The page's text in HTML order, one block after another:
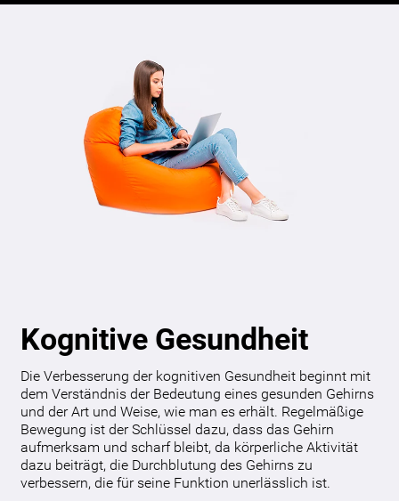
Kognitive Gesundheit
Die Verbesserung der kognitiven Gesundheit beginnt mit
dem Verständnis der Bedeutung eines gesunden Gehirns
und der Art und Weise, wie man es erhält. Regelmäßige
Bewegung ist der Schlüssel dazu, dass das Gehirn
aufmerksam und scharf bleibt, da körperliche Aktivität
dazu beiträgt, die Durchblutung des Gehirns zu
verbessern, die für seine Funktion unerlässlich ist.